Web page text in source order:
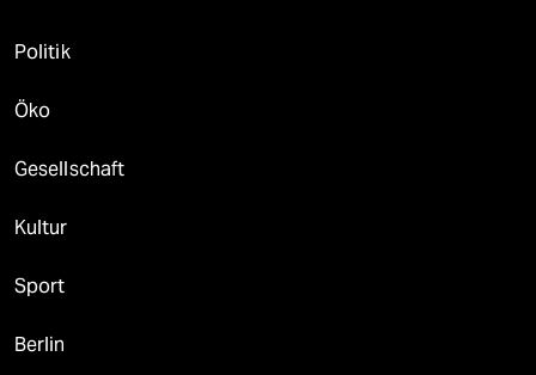
Politik
Öko
Gesellschaft
Kultur
Sport
Berlin